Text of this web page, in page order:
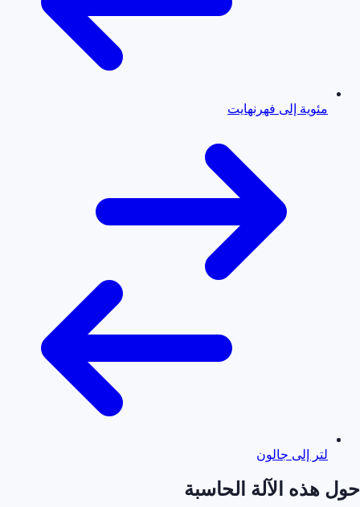
مئوية إلى فهرنهايت
لتر إلى جالون
حول هذه الآلة الحاسبة